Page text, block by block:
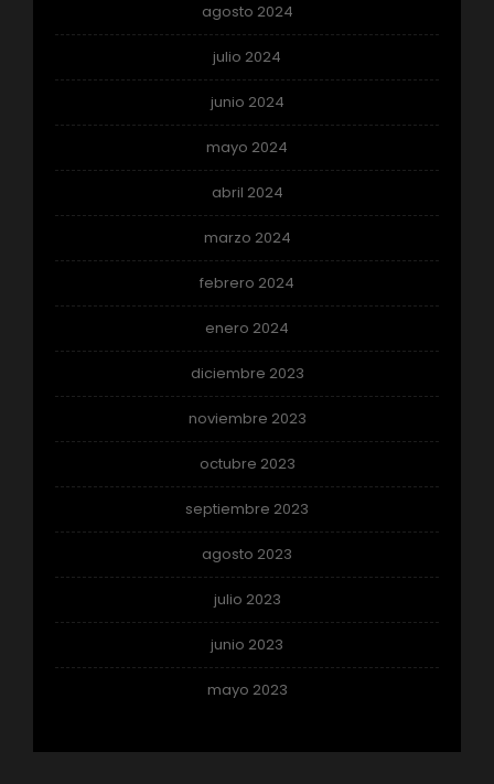
agosto 2024
julio 2024
junio 2024
mayo 2024
abril 2024
marzo 2024
febrero 2024
enero 2024
diciembre 2023
noviembre 2023
octubre 2023
septiembre 2023
agosto 2023
julio 2023
junio 2023
mayo 2023